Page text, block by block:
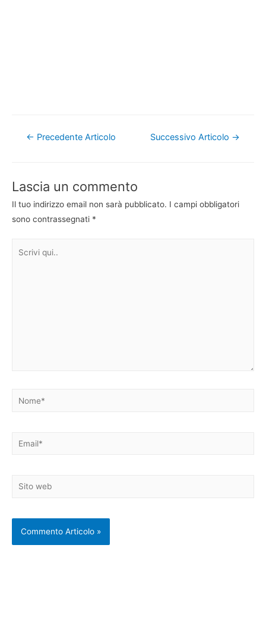
Navigazione
← Precedente Articolo Successivo Articolo →
Lascia un commento
Il tuo indirizzo email non sarà pubblicato. I campi obbligatori
sono contrassegnati *
Nome*
Email*
Sito